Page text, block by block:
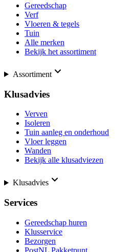
Gereedschap
Verf
Vloeren & tegels
Tuin
Alle merken
Bekijk het assortiment
Assortiment
Klusadvies
Verven
Isoleren
Tuin aanleg en onderhoud
Vloer leggen
Wanden
Bekijk alle klusadviezen
Klusadvies
Services
Gereedschap huren
Klusservice
Bezorgen
PostNL Pakketpunt